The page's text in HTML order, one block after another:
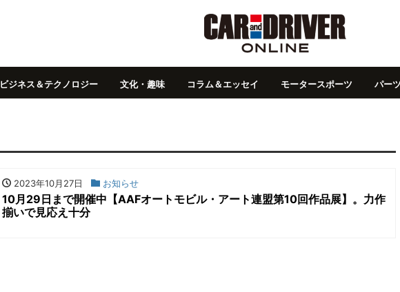
ビジネス＆テクノロジー 文化・趣味 コラム＆エッセイ モータースポーツ パー
2023年10月27日 お知らせ
10月29日まで開催中【AAFオートモビル・アート連盟第10回作品展】。力作
揃いで見応え十分